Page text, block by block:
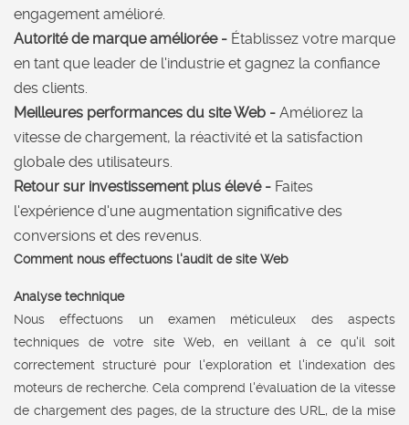
engagement amélioré.
Autorité de marque améliorée - Établissez votre marque
en tant que leader de l'industrie et gagnez la confiance
des clients.
Meilleures performances du site Web - Améliorez la
vitesse de chargement, la réactivité et la satisfaction
globale des utilisateurs.
Retour sur investissement plus élevé - Faites
l'expérience d'une augmentation significative des
conversions et des revenus.
Comment nous effectuons l'audit de site Web
Analyse technique
Nous effectuons un examen méticuleux des aspects
techniques de votre site Web, en veillant à ce qu'il soit
correctement structuré pour l'exploration et l'indexation des
moteurs de recherche. Cela comprend l'évaluation de la vitesse
de chargement des pages, de la structure des URL, de la mise